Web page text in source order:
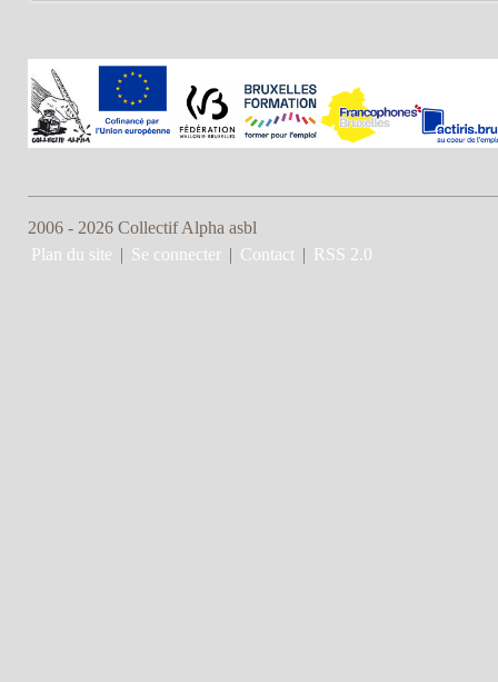
2006 - 2026 Collectif Alpha asbl
Plan du site | Se connecter | Contact | RSS 2.0